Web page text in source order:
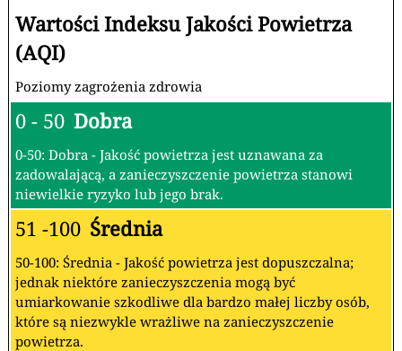
Wartości Indeksu Jakości Powietrza
(AQI)
Poziomy zagrożenia zdrowia
0 - 50 Dobra
0-50: Dobra - Jakość powietrza jest uznawana za
zadowalającą, a zanieczyszczenie powietrza stanowi
niewielkie ryzyko lub jego brak.
51 -100 Średnia
50-100: Średnia - Jakość powietrza jest dopuszczalna;
jednak niektóre zanieczyszczenia mogą być
umiarkowanie szkodliwe dla bardzo małej liczby osób,
które są niezwykle wrażliwe na zanieczyszczenie
powietrza.